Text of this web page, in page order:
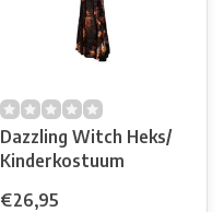
Dazzling Witch Heks/
Kinderkostuum
€26,95